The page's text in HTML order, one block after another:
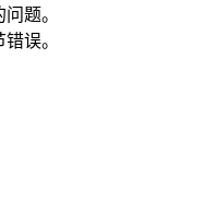
题。
误。